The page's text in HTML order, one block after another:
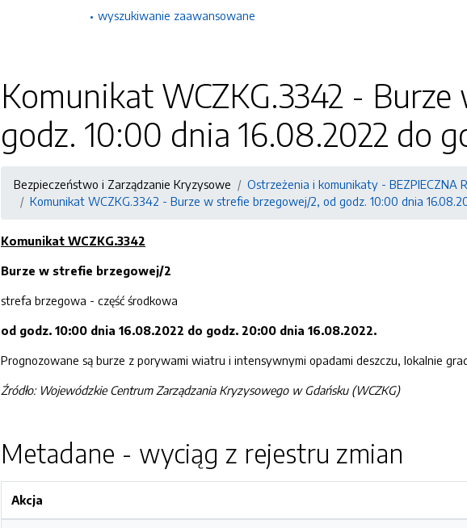
wyszukiwanie zaawansowane
Komunikat WCZKG.3342 -
godz. 10:00 dnia 16.08.2022 do
Bezpieczeństwo i Zarządzanie Kryzysowe Ostrzeżenia i komunikaty - BEZPIECZNA
Komunikat WCZKG.3342 - Burze w strefie brzegowej/2, od godz. 10:00 dnia
Komunikat WCZKG.3342
Burze w strefie brzegowej/2
strefa brzegowa - część środkowa
od godz. 10:00 dnia 16.08.2022 do godz. 20:00 dnia 16.08.2022.
Prognozowane są burze z porywami wiatru i intensywnymi opadami deszczu, lokalnie
Źródło: Wojewódzkie Centrum Zarządzania Kryzysowego w Gdańsku (WCZKG)
Metadane - wyciąg z rejestru zmian
Akcja